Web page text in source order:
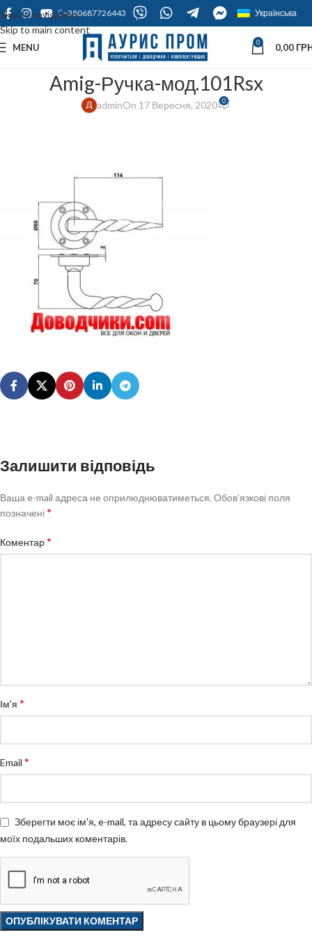
Skip to navigation
Skip to main content
+380687726443 Українська
MENU 0 0,00
Amig-Ручка-мод.101Rsx
adminOn 17 Вересня, 2020 0
Залишити відповідь
Ваша e-mail адреса не оприлюднюватиметься. Обов’язкові поля
позначені*
Коментар*
Ім'я *
Email *
Зберегти моє ім'я, e-mail, та адресу сайту в цьому браузері для
моїх подальших коментарів.